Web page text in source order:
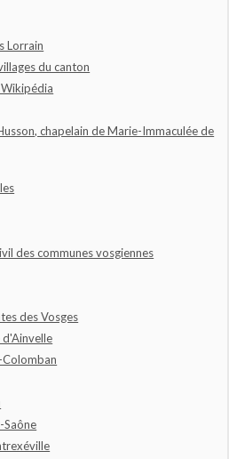
Lorrain
du canton
chapelain de Marie-Immaculée de
des communes vosgiennes
des Vosges
d'Ainvelle
Saône